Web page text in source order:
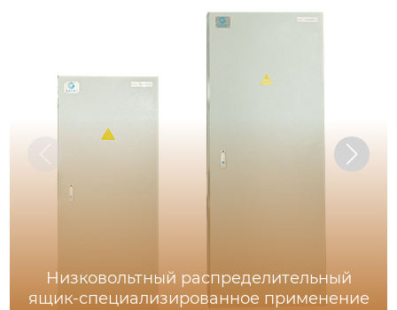
Низковольтный распределительный
ящик-специализированное применение